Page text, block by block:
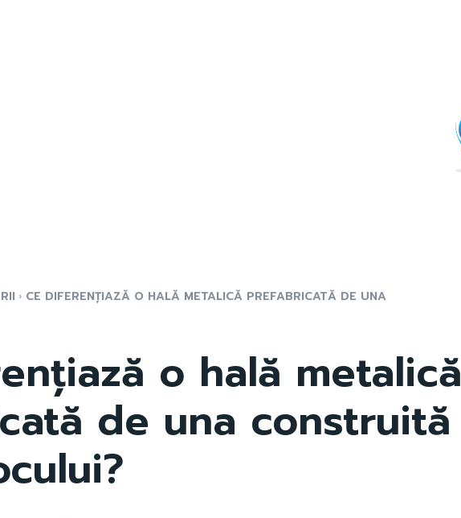
CE DIFERENȚIAZĂ O HALĂ METALICĂ PREFABRICATĂ DE UNA
o hală metalică
de una construită